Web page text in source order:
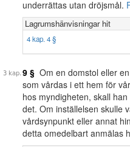
underrättas utan dröjsmål.
Lagrumshänvisningar hit
4 kap. 4 §
9 § Om en domstol eller
som vårdas i ett hem för
hos myndigheten, skall
det. Om inställelsen skulle
vårdsynpunkt eller annat
detta omedelbart anmälas